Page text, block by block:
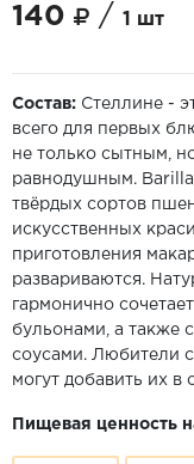
140 / 1 шт
Состав: Стеллине -
всего для первых
не только сытным,
равнодушным.
твёрдых сортов
искусственных
приготовления
развариваются.
гармонично
бульонами, а также
соусами. Любители
могут добавить их в
Пищевая ценность